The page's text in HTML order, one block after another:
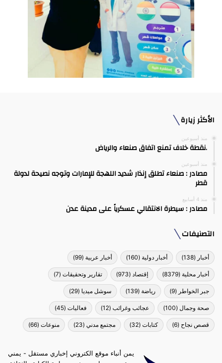
الأكثر زيارة
منذ أسبوعين
.نقطة خلاف تمنع اتفاق صنعاء والرياض
منذ أسبوعين
مصادر : صنعاء تطلق إنذار شديد اللهجة للإمارات وتوجه نصيحة لدولة
قطر
منذ 4 أسابيع
مصادر : سيطرة الانتقالي عسكرياً على مدينة عدن
التصنيفات
أخبار (138) أخبار دولية (160) أخبار عربية (99)
أخبار محلية (8379) إقتصاد (973) تقارير وتحقيقات (7)
جبر الخواطر (9) رياضة (139) سوشل ميديا (29)
صحة وجمال (100) عجائب وغرائب (12) فعاليات (45)
قصص نجاح (6) كتابات (32) مجتمع مدني (23) منوعات (66)
يمن أنباء موقع الكتروني إخباري مستقل - يمني